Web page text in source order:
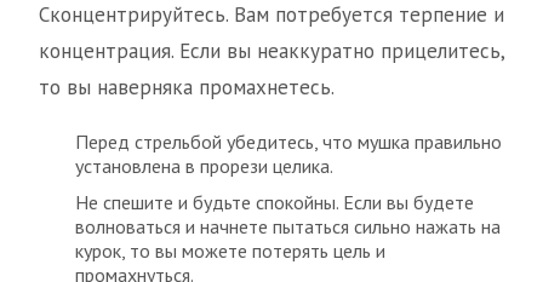
Сконцентрируйтесь. Вам потребуется терпение и
концентрация. Если вы неаккуратно прицелитесь,
то вы наверняка промахнетесь.
Перед стрельбой убедитесь, что мушка правильно
установлена в прорези целика.
Не спешите и будьте спокойны. Если вы будете
волноваться и начнете пытаться сильно нажать на
курок, то вы можете потерять цель и
промахнуться.